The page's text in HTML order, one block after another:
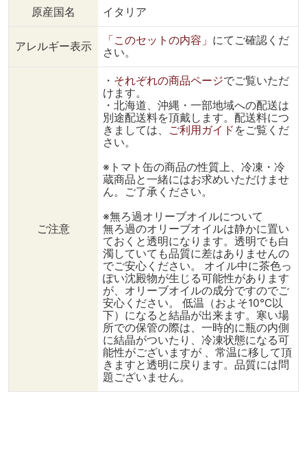
原産国名 イタリア
アレルギー表示 「このセットの内容」 にてご確認くだ
さい。
ご注意
・ それぞれの商品ページでご覧いただ
けます。
・北海道、沖縄・一部地域への配送は
別途配送料を頂戴します。配送料につ
きましては、
ご利用ガイド をご覧くだ
さい。
※トマト缶の商品の性質上、冷凍・冷
蔵商品と一緒にはお求めいただけませ
ん。ご了承ください。
※無ろ過オリーブオイルについて
無ろ過のオリーブオイルは静かに置い
ておくと透明になります。透明でも白
濁していても品質に差はありませんの
でご安心ください。 オイル中に茶色っ
ぽい沈殿物が生じる可能性があります
が、オリーブオイルの成分ですのでご
安心ください。 低温（およそ10℃以
下）になると結晶が出来ます。寒い場
所での保管の際は、一時的に瓶の内側
に結晶がついたり、冷凍状態になる可
能性がございますが 、常温に移して頂
きますと透明に戻ります。品質には問
題ございません。